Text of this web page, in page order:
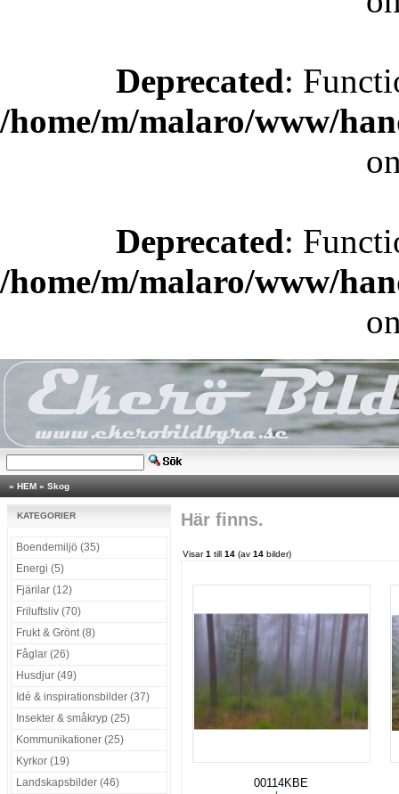
Deprecated:
/home/m/malaro/www/
Deprecated:
/home/m/malaro/www/
» HEM » Skog
KATEGORIER
Boendemiljö (35)
Energi (5)
Fjärilar (12)
Friluftsliv (70)
Frukt & Grönt (8)
Fåglar (26)
Husdjur (49)
Idé & inspirationsbilder (37)
Insekter & småkryp (25)
Kommunikationer (25)
Kyrkor (19)
Landskapsbilder (46)
Här finns.
Visar1 till 14 (av 14 bilder)
00114KBE